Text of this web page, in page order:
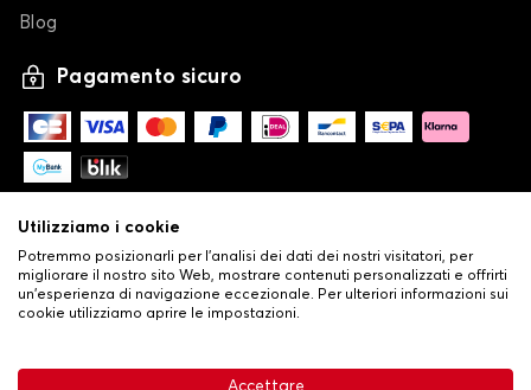
Blog
Pagamento sicuro
Condizioni generali di vendita•
Utilizziamo i cookie
Potremmo posizionarli per l'analisi dei dati dei nostri visitatori, per
migliorare il nostro sito Web, mostrare contenuti personalizzati e offrirti
un'esperienza di navigazione eccezionale. Per ulteriori informazioni sui
cookie utilizziamo aprire le impostazioni.
Accettare